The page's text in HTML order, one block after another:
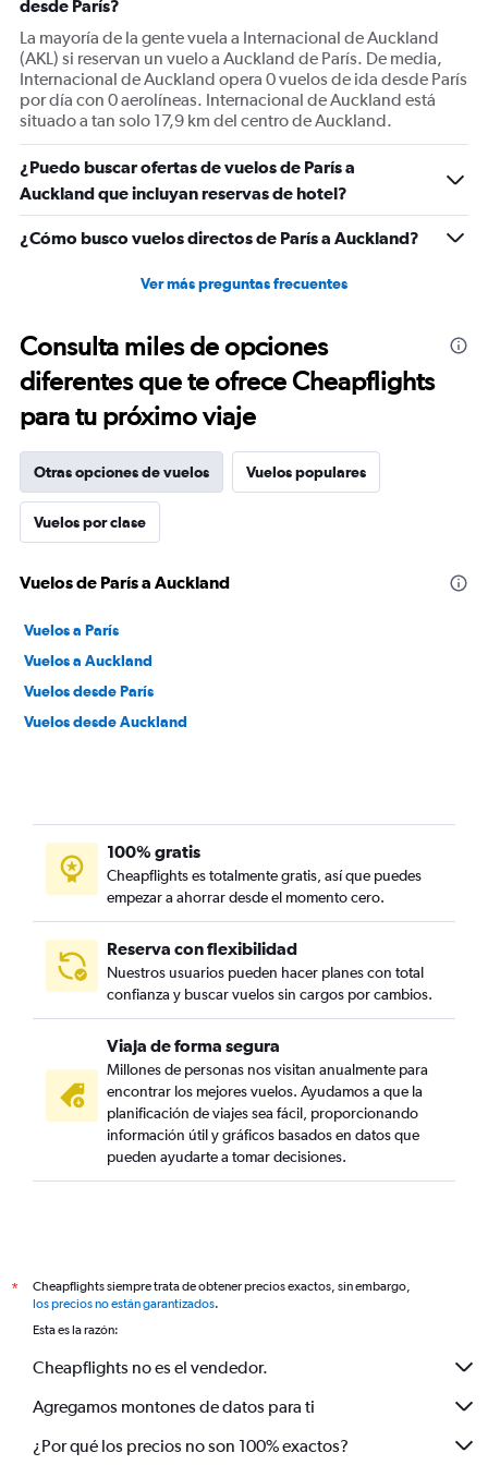
axis
displaying
values.
Range:
0
to
2400.
desde París?
La mayoría de la gente vuela a Internacional de Auckland
(AKL) si reservan un vuelo a Auckland de París. De media,
Internacional de Auckland opera 0 vuelos de ida desde París
por día con 0 aerolíneas. Internacional de Auckland está
situado a tan solo 17,9 km del centro de Auckland.
¿Puedo buscar ofertas de vuelos de París a
Auckland que incluyan reservas de hotel?
¿Cómo busco vuelos directos de París a Auckland?
Ver más preguntas frecuentes
Consulta miles de opciones
diferentes que te ofrece Cheapflights
para tu próximo viaje
Otras opciones de vuelos Vuelos populares
Vuelos por clase
Vuelos de París a Auckland
Vuelos a París
Vuelos a Auckland
Vuelos desde París
Vuelos desde Auckland
100% gratis
Cheapflights es totalmente gratis, así que puedes
empezar a ahorrar desde el momento cero.
Reserva con flexibilidad
Nuestros usuarios pueden hacer planes con total
confianza y buscar vuelos sin cargos por cambios.
Viaja de forma segura
Millones de personas nos visitan anualmente para
encontrar los mejores vuelos. Ayudamos a que la
planificación de viajes sea fácil, proporcionando
información útil y gráficos basados en datos que
pueden ayudarte a tomar decisiones.
*
Cheapflights siempre trata de obtener precios exactos, sin embargo,
los precios no están garantizados.
Esta es la razón:
Cheapflights no es el vendedor.
Agregamos montones de datos para ti
¿Por qué los precios no son 100% exactos?